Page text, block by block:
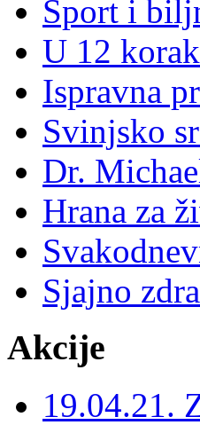
Sport i
U 12
Ispravna
Svinjsko
Dr.
Hrana za
Sjajno
Akcije
19.04.21.